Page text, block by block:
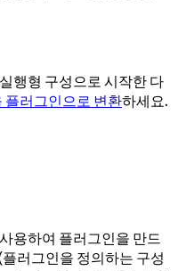
행형 구성으로 시작한 다
플러그인으로 변환하세요.
용하여 플러그인을 만드
러그인을 정의하는 구성